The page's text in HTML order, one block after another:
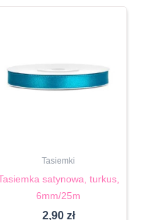
Tasiemki
satynowa, turkus,
6mm/25m
2,90 zł